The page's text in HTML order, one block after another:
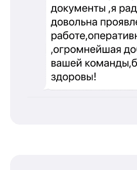
©2026 ООО «МЦ МФО» МОСКВА
Соглашение о конфиденциальности
Политика конфиденциальности Оферта
info@kursmedik.ru
Повышение квалификации
С высшим образованием